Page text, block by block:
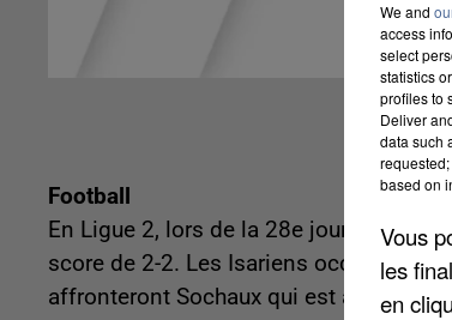
Football
En Ligue 2, lors de la 28e journée de
score de 2-2. Les Isariens occupent
affronteront Sochaux qui est à la 14e
We and
access
select
statistics
profiles to
Deliver
data such
based on
Vous
les
en